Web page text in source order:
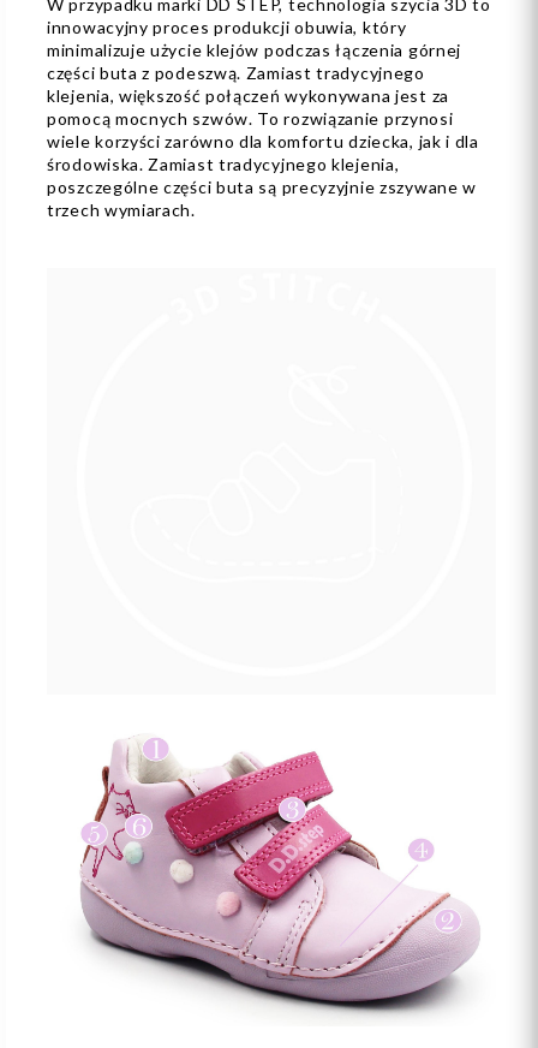
W przypadku marki DD STEP, technologia szycia 3D to
innowacyjny proces produkcji obuwia, który
minimalizuje użycie klejów podczas łączenia górnej
części buta z podeszwą. Zamiast tradycyjnego
klejenia, większość połączeń wykonywana jest za
pomocą mocnych szwów. To rozwiązanie przynosi
wiele korzyści zarówno dla komfortu dziecka, jak i dla
środowiska. Zamiast tradycyjnego klejenia,
poszczególne części buta są precyzyjnie zszywane w
trzech wymiarach.